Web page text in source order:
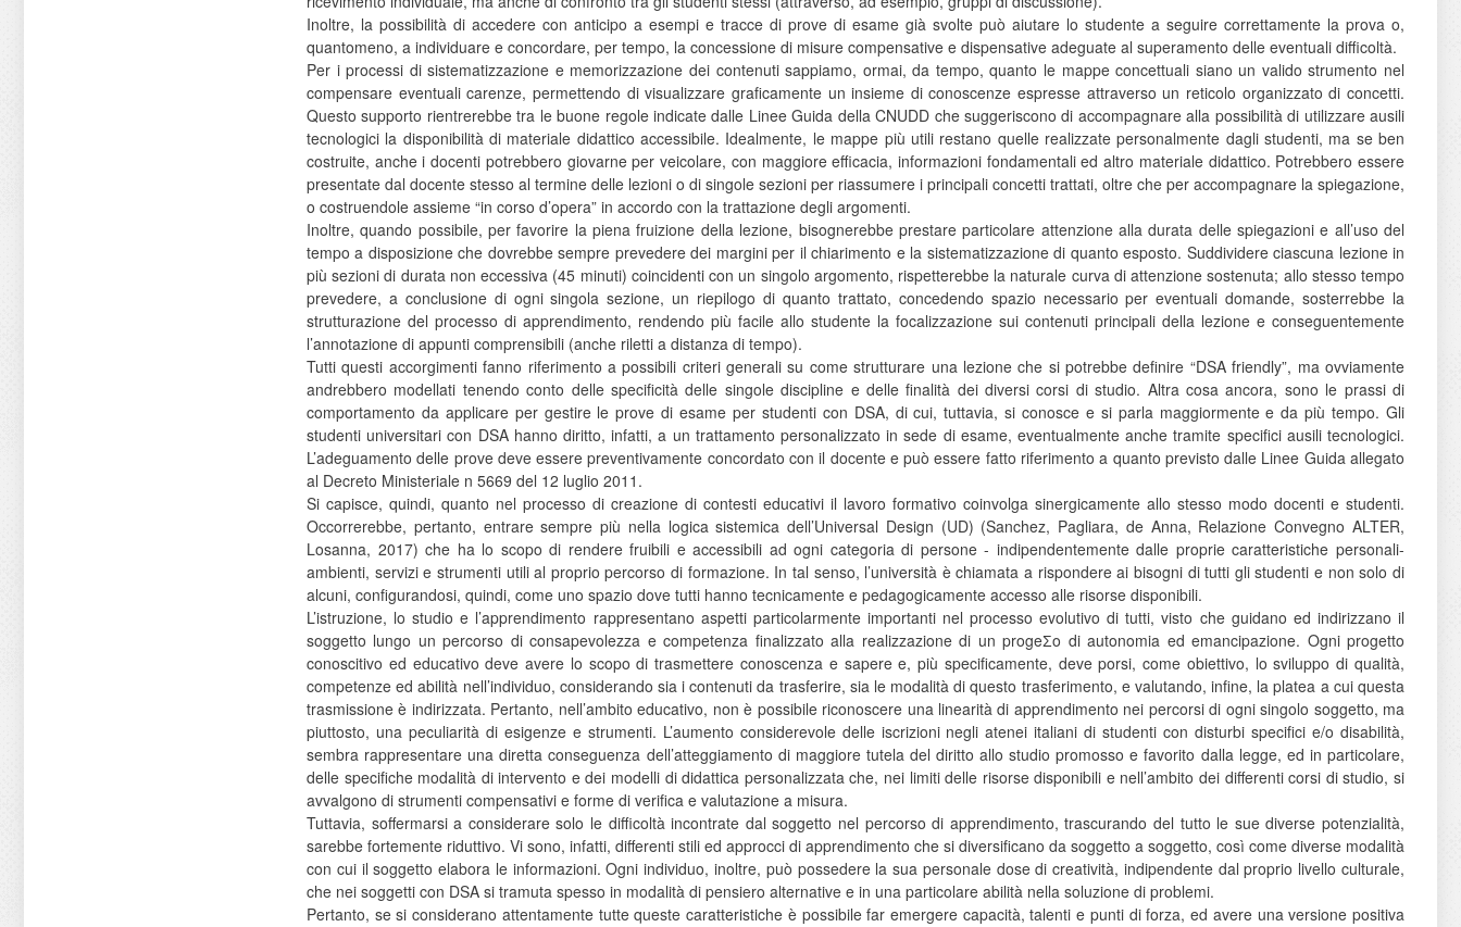
Inoltre, la possibilità di accedere con anticipo a esempi e tracce di prove di esame già svolte può aiutare lo studente a seguire correttamente la prova o,
quantomeno, a individuare e concordare, per tempo, la concessione di misure compensative e dispensative adeguate al superamento delle eventuali difficoltà.
Per i processi di sistematizzazione e memorizzazione dei contenuti sappiamo, ormai, da tempo, quanto le mappe concettuali siano un valido strumento nel
compensare eventuali carenze, permettendo di visualizzare graficamente un insieme di conoscenze espresse attraverso un reticolo organizzato di concetti.
Questo supporto rientrerebbe tra le buone regole indicate dalle Linee Guida della CNUDD che suggeriscono di accompagnare alla possibilità di utilizzare ausili
tecnologici la disponibilità di materiale didattico accessibile. Idealmente, le mappe più utili restano quelle realizzate personalmente dagli studenti, ma se ben
costruite, anche i docenti potrebbero giovarne per veicolare, con maggiore efficacia, informazioni fondamentali ed altro materiale didattico. Potrebbero essere
presentate dal docente stesso al termine delle lezioni o di singole sezioni per riassumere i principali concetti trattati, oltre che per accompagnare la spiegazione,
o costruendole assieme “in corso d’opera” in accordo con la trattazione degli argomenti.
Inoltre, quando possibile, per favorire la piena fruizione della lezione, bisognerebbe prestare particolare attenzione alla durata delle spiegazioni e all’uso del
tempo a disposizione che dovrebbe sempre prevedere dei margini per il chiarimento e la sistematizzazione di quanto esposto. Suddividere ciascuna lezione in
più sezioni di durata non eccessiva (45 minuti) coincidenti con un singolo argomento, rispetterebbe la naturale curva di attenzione sostenuta; allo stesso tempo
prevedere, a conclusione di ogni singola sezione, un riepilogo di quanto trattato, concedendo spazio necessario per eventuali domande, sosterrebbe la
strutturazione del processo di apprendimento, rendendo più facile allo studente la focalizzazione sui contenuti principali della lezione e conseguentemente
l’annotazione di appunti comprensibili (anche riletti a distanza di tempo).
Tutti questi accorgimenti fanno riferimento a possibili criteri generali su come strutturare una lezione che si potrebbe definire “DSA friendly”, ma ovviamente
andrebbero modellati tenendo conto delle specificità delle singole discipline e delle finalità dei diversi corsi di studio. Altra cosa ancora, sono le prassi di
comportamento da applicare per gestire le prove di esame per studenti con DSA, di cui, tuttavia, si conosce e si parla maggiormente e da più tempo. Gli
studenti universitari con DSA hanno diritto, infatti, a un trattamento personalizzato in sede di esame, eventualmente anche tramite specifici ausili tecnologici.
L’adeguamento delle prove deve essere preventivamente concordato con il docente e può essere fatto riferimento a quanto previsto dalle Linee Guida allegato
al Decreto Ministeriale n 5669 del 12 luglio 2011.
Si capisce, quindi, quanto nel processo di creazione di contesti educativi il lavoro formativo coinvolga sinergicamente allo stesso modo docenti e studenti.
Occorrerebbe, pertanto, entrare sempre più nella logica sistemica dell’Universal Design (UD) (Sanchez, Pagliara, de Anna, Relazione Convegno ALTER,
Losanna, 2017) che ha lo scopo di rendere fruibili e accessibili ad ogni categoria di persone - indipendentemente dalle proprie caratteristiche personali-
ambienti, servizi e strumenti utili al proprio percorso di formazione. In tal senso, l’università è chiamata a rispondere ai bisogni di tutti gli studenti e non solo di
alcuni, configurandosi, quindi, come uno spazio dove tutti hanno tecnicamente e pedagogicamente accesso alle risorse disponibili.
L’istruzione, lo studio e l’apprendimento rappresentano aspetti particolarmente importanti nel processo evolutivo di tutti, visto che guidano ed indirizzano il
soggetto lungo un percorso di consapevolezza e competenza finalizzato alla realizzazione di un progeƩo di autonomia ed emancipazione. Ogni progetto
conoscitivo ed educativo deve avere lo scopo di trasmettere conoscenza e sapere e, più specificamente, deve porsi, come obiettivo, lo sviluppo di qualità,
competenze ed abilità nell’individuo, considerando sia i contenuti da trasferire, sia le modalità di questo trasferimento, e valutando, infine, la platea a cui questa
trasmissione è indirizzata. Pertanto, nell’ambito educativo, non è possibile riconoscere una linearità di apprendimento nei percorsi di ogni singolo soggetto, ma
piuttosto, una peculiarità di esigenze e strumenti. L’aumento considerevole delle iscrizioni negli atenei italiani di studenti con disturbi specifici e/o disabilità,
sembra rappresentare una diretta conseguenza dell’atteggiamento di maggiore tutela del diritto allo studio promosso e favorito dalla legge, ed in particolare,
delle specifiche modalità di intervento e dei modelli di didattica personalizzata che, nei limiti delle risorse disponibili e nell’ambito dei differenti corsi di studio, si
avvalgono di strumenti compensativi e forme di verifica e valutazione a misura.
Tuttavia, soffermarsi a considerare solo le difficoltà incontrate dal soggetto nel percorso di apprendimento, trascurando del tutto le sue diverse potenzialità,
sarebbe fortemente riduttivo. Vi sono, infatti, differenti stili ed approcci di apprendimento che si diversificano da soggetto a soggetto, così come diverse modalità
con cui il soggetto elabora le informazioni. Ogni individuo, inoltre, può possedere la sua personale dose di creatività, indipendente dal proprio livello culturale,
che nei soggetti con DSA si tramuta spesso in modalità di pensiero alternative e in una particolare abilità nella soluzione di problemi.
Pertanto, se si considerano attentamente tutte queste caratteristiche è possibile far emergere capacità, talenti e punti di forza, ed avere una versione positiva